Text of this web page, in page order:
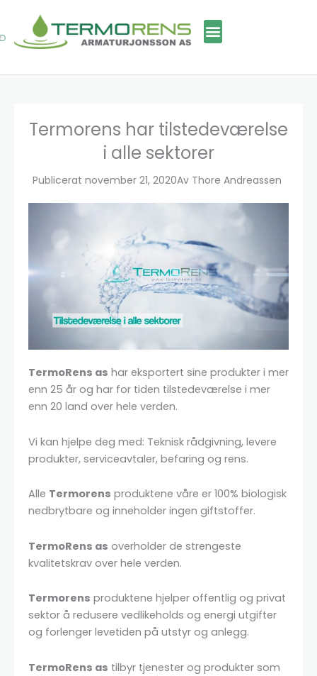
til
Termorens har tilstedeværelse
i alle sektorer
Publicerat november 21, 2020AvThore Andreassen
TermoRens as har eksportert sine produkter i mer
enn 25 år og har for tiden tilstedeværelse i mer
enn 20 land over hele verden.
Vi kan hjelpe deg med: Teknisk rådgivning, levere
produkter, serviceavtaler, befaring og rens.
Alle Termorens produktene våre er 100% biologisk
nedbrytbare og inneholder ingen giftstoffer.
TermoRens as overholder de strengeste
kvalitetskrav over hele verden.
Termorens produktene hjelper offentlig og privat
sektor å redusere vedlikeholds og energi utgifter
og forlenger levetiden på utstyr og anlegg.
TermoRens as tilbyr tjenester og produkter som